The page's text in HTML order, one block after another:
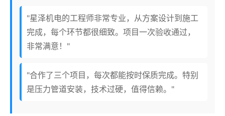
"星泽机电的工程师非常专业，从方案设计到施工
完成，每个环节都很细致。项目一次验收通过，
非常满意！"
"合作了三个项目，每次都能按时保质完成。特别
是压力管道安装，技术过硬，值得信赖。"